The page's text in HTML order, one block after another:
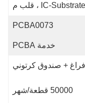
PCBA0073
خدمة PCBA
+ صندوق كرتوني
50000 قطعة/شهر